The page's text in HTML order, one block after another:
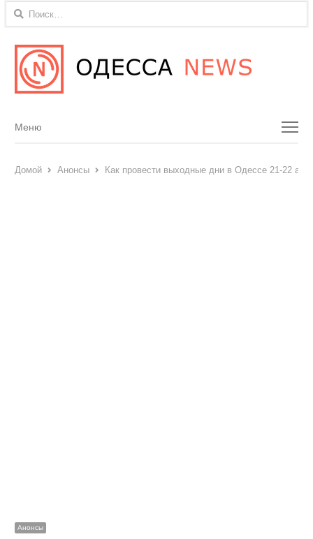
Найти:
Menu
Меню
Домой Анонсы Как провести выходные дни в Одессе 21-22
Анонсы